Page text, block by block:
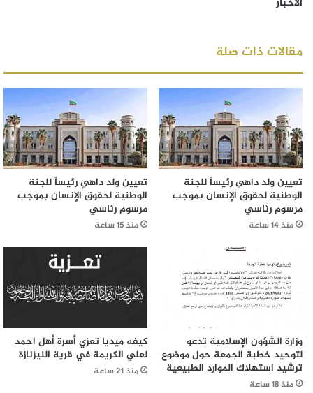
مقالات ذات صلة
تعيين ولد داهي رئيساً للجنة
الوطنية لحقوق الإنسان بموجب
مرسوم رئاسي
منذ 14 ساعة
تعيين ولد داهي رئيساً للجنة
الوطنية لحقوق الإنسان بموجب
مرسوم رئاسي
منذ 15 ساعة
وزارة الشؤون الإسلامية تدعو
لتوحيد خطبة الجمعة حول موضوع
ترشيد استهلاك الموارد الطبيعية
منذ 18 ساعة
كيفه ميديا تعزي أسرة أهل احمد
لعلي الكريمة في قرية النيزنازة
منذ 21 ساعة